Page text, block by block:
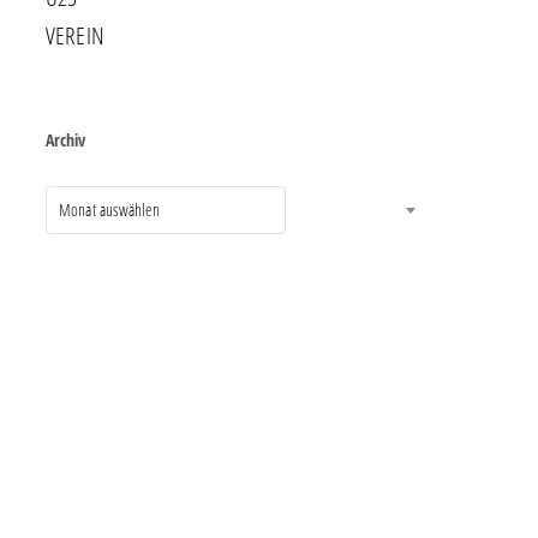
VEREIN
Archiv
Monat auswählen